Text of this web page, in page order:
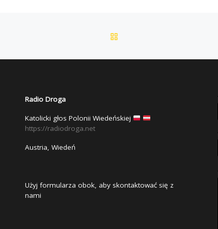
Radio Droga
Katolicki głos Polonii Wiedeńskiej
https://radiodroga.net
Austria, Wiedeń
Użyj formularza obok, aby skontaktować się z
nami